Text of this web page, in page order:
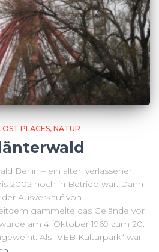
PLACES NATUR
Berlin – ein alter, verlassener
2002 noch in Betrieb war. Dann
Ausverkauf von
gammelte das Gelände vor
am 4. Oktober 1969 zum 20.
Als „VEB Kulturpark“ war